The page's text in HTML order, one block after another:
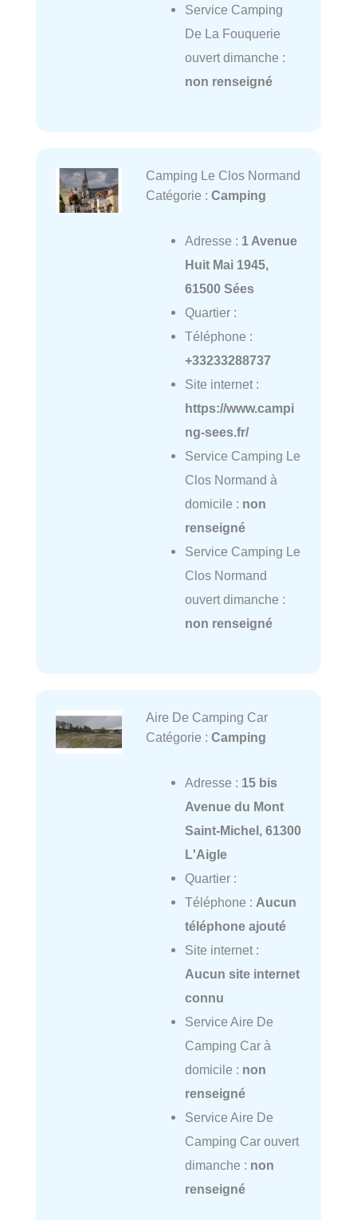
Service Camping
De La Fouquerie
ouvert dimanche :
non renseigné
Camping Le Clos Normand
Catégorie : Camping
Adresse : 1 Avenue
Huit Mai 1945,
61500 Sées
Quartier :
Téléphone :
+33233288737
Site internet :
https://www.campi
ng-sees.fr/
Service Camping Le
Clos Normand à
domicile : non
renseigné
Service Camping Le
Clos Normand
ouvert dimanche :
non renseigné
Aire De Camping Car
Catégorie : Camping
Adresse : 15 bis
Avenue du Mont
Saint-Michel, 61300
L'Aigle
Quartier :
Téléphone : Aucun
téléphone ajouté
Site internet :
Aucun site internet
connu
Service Aire De
Camping Car à
domicile : non
renseigné
Service Aire De
Camping Car ouvert
dimanche : non
renseigné